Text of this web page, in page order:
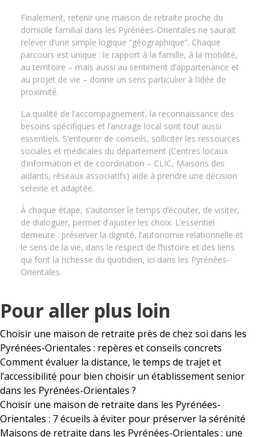
Finalement, retenir une maison de retraite proche du
domicile familial dans les Pyrénées-Orientales ne saurait
relever d’une simple logique “géographique”. Chaque
parcours est unique : le rapport à la famille, à la mobilité,
au territoire – mais aussi au sentiment d’appartenance et
au projet de vie – donne un sens particulier à l’idée de
proximité.
La qualité de l’accompagnement, la reconnaissance des
besoins spécifiques et l’ancrage local sont tout aussi
essentiels. S’entourer de conseils, solliciter les ressources
sociales et médicales du département (Centres locaux
d’information et de coordination – CLIC, Maisons des
aidants, réseaux associatifs) aide à prendre une décision
sereine et adaptée.
À chaque étape, s’autoriser le temps d’écouter, de visiter,
de dialoguer, permet d’ajuster les choix. L’essentiel
demeure : préserver la dignité, l’autonomie relationnelle et
le sens de la vie, dans le respect de l’histoire et des liens
qui font la richesse du quotidien, ici dans les Pyrénées-
Orientales.
Pour aller plus loin
Choisir une maison de retraite près de chez soi dans les
Pyrénées-Orientales : repères et conseils concrets
Comment évaluer la distance, le temps de trajet et
l’accessibilité pour bien choisir un établissement senior
dans les Pyrénées-Orientales ?
Choisir une maison de retraite dans les Pyrénées-
Orientales : 7 écueils à éviter pour préserver la sérénité
Maisons de retraite dans les Pyrénées-Orientales : une